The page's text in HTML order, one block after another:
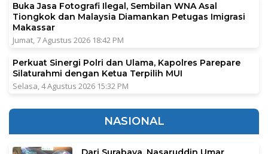
Buka Jasa Fotografi Ilegal, Sembilan WNA Asal
Tiongkok dan Malaysia Diamankan Petugas Imigrasi
Makassar
Jumat, 7 Agustus 2026 18:42 PM
Perkuat Sinergi Polri dan Ulama, Kapolres Parepare
Silaturahmi dengan Ketua Terpilih MUI
Selasa, 4 Agustus 2026 15:32 PM
NASIONAL